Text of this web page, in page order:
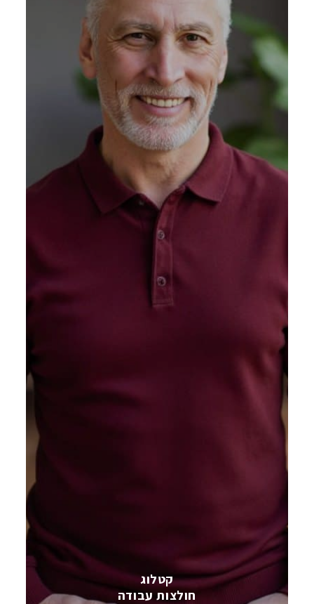
קטלוג
חולצות עבודה